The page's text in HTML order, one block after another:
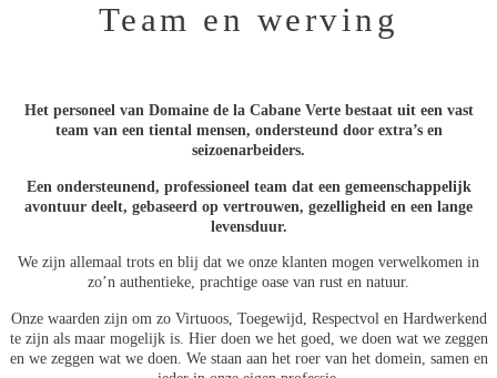
Team en werving
Het personeel van Domaine de la Cabane Verte bestaat uit een vast
team van een tiental mensen, ondersteund door extra’s en
seizoenarbeiders.
Een ondersteunend, professioneel team dat een gemeenschappelijk
avontuur deelt, gebaseerd op vertrouwen, gezelligheid en een lange
levensduur.
We zijn allemaal trots en blij dat we onze klanten mogen verwelkomen in
zo’n authentieke, prachtige oase van rust en natuur.
Onze waarden zijn om zo Virtuoos, Toegewijd, Respectvol en Hardwerkend
te zijn als maar mogelijk is. Hier doen we het goed, we doen wat we zeggen
en we zeggen wat we doen. We staan aan het roer van het domein, samen en